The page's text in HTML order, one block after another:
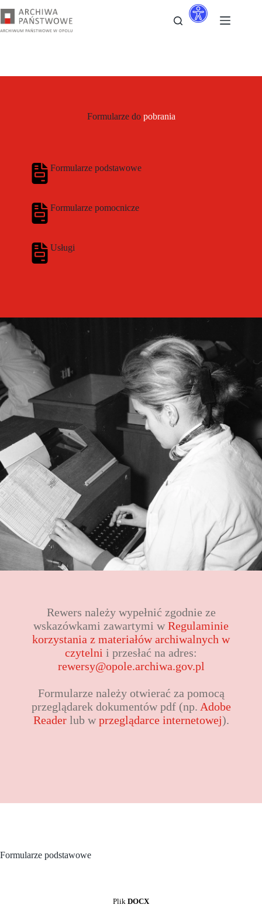
do
treści
Formularze do pobrania
Formularze podstawowe
Formularze pomocnicze
Usługi
Rewers należy wypełnić zgodnie ze
wskazówkami zawartymi wRegulaminie
korzystania z materiałów archiwalnych w
czytelni i przesłać na adres:
rewersy@opole.archiwa.gov.pl
Formularze należy otwierać za pomocą
przeglądarek dokumentów pdf (np. Adobe
Readerlub wprzeglądarce internetowej).
Formularze podstawowe
Plik DOCX